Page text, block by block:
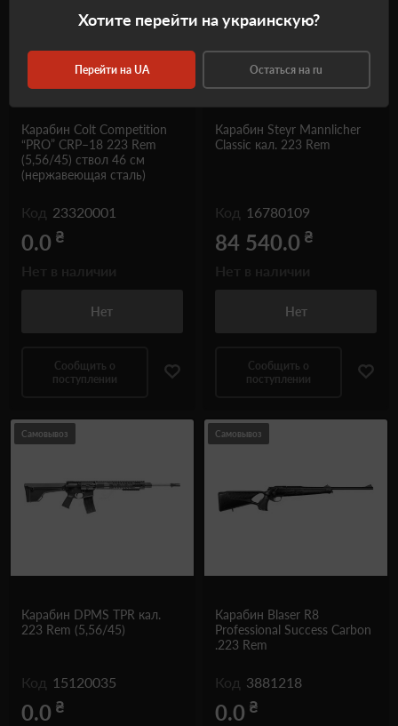
Карабин Colt Competition
“PRO” CRP–18 223 Rem
(5,56/45) ствол 46 см
(нержавеющая сталь)
Код 23320001
0.0 ₴
Нет
Сообщить о
поступлении
Карабин Steyr Mannlicher
Classic кал. 223 Rem
Код 16780109
84 540.0 ₴
Нет
Сообщить о
поступлении
Самовывоз
Карабин DPMS TPR кал.
223 Rem (5,56/45)
Код 15120035
0.0 ₴
Самовывоз
Карабин Blaser R8
Professional Success Carbon
.223 Rem
Код 3881218
0.0 ₴
Хотите перейти на украинскую?
Перейти на UA Остаться на ru